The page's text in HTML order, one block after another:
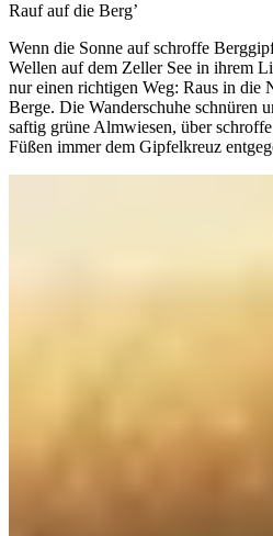
Rauf auf die Berg’
Wenn die Sonne auf schroffe
Wellen auf dem Zeller See in ihrem
nur einen richtigen Weg: Raus in die
Berge. Die Wanderschuhe schnüren
saftig grüne Almwiesen, über
Füßen immer dem Gipfelkreuz